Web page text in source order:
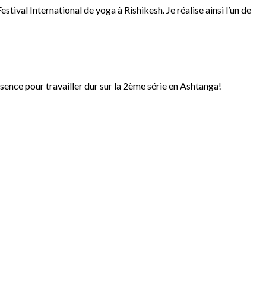
International de yoga à Rishikesh. Je réalise ainsi l’un de
pour travailler dur sur la 2ème série en Ashtanga!